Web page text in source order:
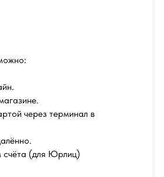
через терминал в
счёта (для Юрлиц)